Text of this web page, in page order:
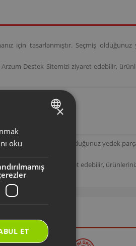
için tasarlanmıştır. Seçmiş olduğunuz
Arzum Destek Sitemizi ziyaret edebilir,
Seçmiş olduğunuz yedek
Destek Sitemizi ziyaret edebilir,
×
oku
ET